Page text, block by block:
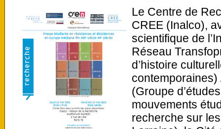
Le Centre de
CREE (Inalco),
scientifique de
Réseau
d’histoire
contemporaines)
(Groupe
mouvements
recherche sur